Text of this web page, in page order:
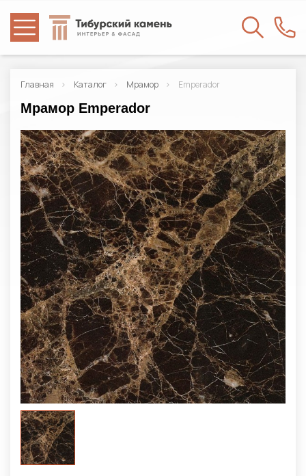
Главная Каталог Мрамор Emperador
Мрамор Emperador